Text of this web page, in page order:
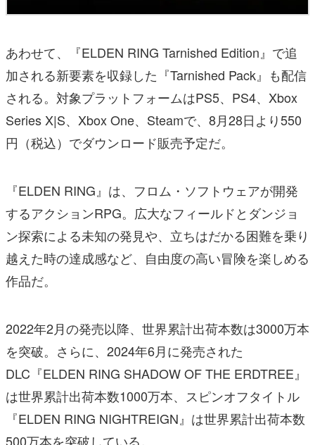
あわせて、『ELDEN RING Tarnished Edition』で追
加される新要素を収録した『Tarnished Pack』も配信
される。対象プラットフォームはPS5、PS4、Xbox
Series X|S、Xbox One、Steamで、8月28日より550
円（税込）でダウンロード販売予定だ。
『ELDEN RING』は、フロム・ソフトウェアが開発
するアクションRPG。広大なフィールドとダンジョ
ン探索による未知の発見や、立ちはだかる困難を乗り
越えた時の達成感など、自由度の高い冒険を楽しめる
作品だ。
2022年2月の発売以降、世界累計出荷本数は3000万本
を突破。さらに、2024年6月に発売された
DLC『ELDEN RING SHADOW OF THE ERDTREE』
は世界累計出荷本数1000万本、スピンオフタイトル
『ELDEN RING NIGHTREIGN』は世界累計出荷本数
500万本を突破している。